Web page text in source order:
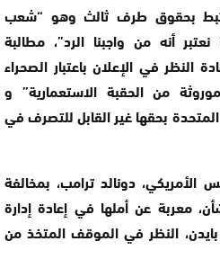
يرتبط بحقوق طرف ثالث وهو “شعب
نعتبر أنه من واجبنا الرد”، مطالبة
النظر في الإعلان باعتبار الصحراء
من الحقبة الاستعمارية” و
بحقها غير القابل للتصرف في
الأمريكي، دونالد ترامب، بمخالفة
معربة عن أملها في إعادة إدارة
النظر في الموقف المتخذ من